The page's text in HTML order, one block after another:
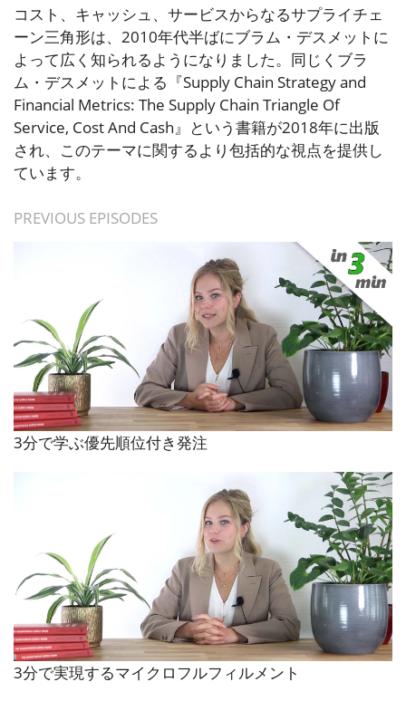
コスト、キャッシュ、サービスからなるサプライチェ
ーン三角形は、2010年代半ばにブラム・デスメットに
よって広く知られるようになりました。同じくブラ
ム・デスメットによる『Supply Chain Strategy and
Financial Metrics: The Supply Chain Triangle Of
Service, Cost And Cash』という書籍が2018年に出版
され、このテーマに関するより包括的な視点を提供し
ています。
PREVIOUS EPISODES
3分で学ぶ優先順位付き発注
3分で実現するマイクロフルフィルメント